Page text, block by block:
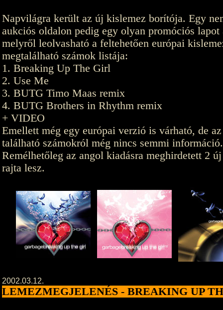
Napvilágra került az új kislemez borítója. Egy
aukciós oldalon pedig egy olyan promóciós lapot
melyről leolvasható a feltehetően európai
megtalálható számok listája:
1. Breaking Up The Girl
2. Use Me
3. BUTG Timo Maas remix
4. BUTG Brothers in Rhythm remix
+ VIDEO
Emellett még egy európai verzió is várható, de az
található számokról még nincs semmi információ.
Remélhetőleg az angol kiadásra meghirdetett 2
rajta lesz.
2002.03.12.
LEMEZMEGJELENÉS - BREAKING UP